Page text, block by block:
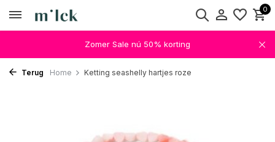
0
Zomer Sale nú 50% korting
Terug Home Ketting seashelly hartjes roze